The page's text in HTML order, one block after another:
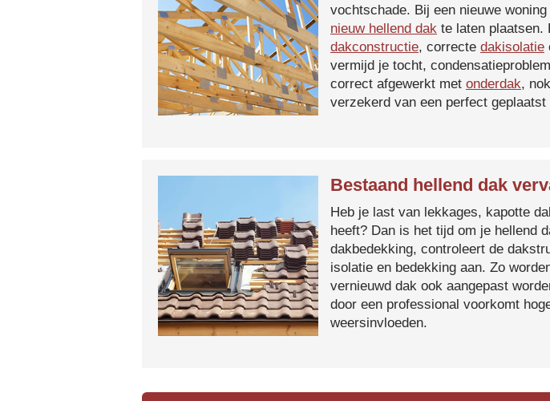
vochtschade. Bij een nieuwe
nieuw hellend dak te laten plaatsen.
dakconstructie, correcte dakisolatie
vermijd je tocht,
correct afgewerkt met onderdak,
verzekerd van een perfect
Bestaand hellend dak
Heb je last van lekkages, kapotte
heeft? Dan is het tijd om je hellend
dakbedekking, controleert de
isolatie en bedekking aan. Zo
vernieuwd dak ook aangepast
door een professional voorkomt
weersinvloeden.